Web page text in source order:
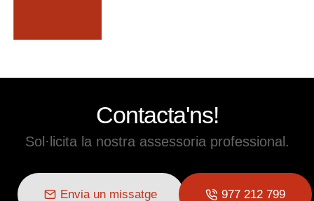
Contacta'ns!
Sol·licita la nostra assessoria professional.
Envia un missatge 977 212 799